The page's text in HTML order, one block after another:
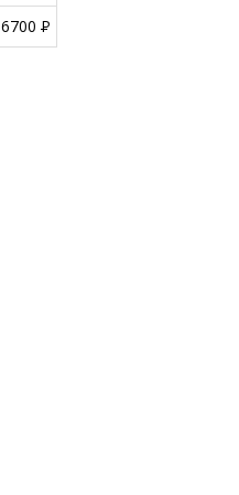
6700 P